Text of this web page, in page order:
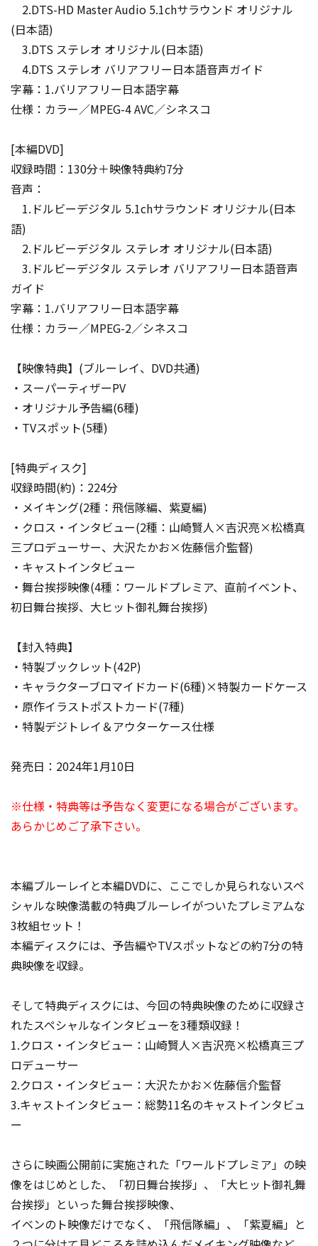
2.DTS-HD Master Audio 5.1chサラウンド オリジナル
(日本語)
3.DTS ステレオ オリジナル(日本語)
4.DTS ステレオ バリアフリー日本語音声ガイド
字幕：1.バリアフリー日本語字幕
仕様：カラー／MPEG-4 AVC／シネスコ
[本編DVD]
収録時間：130分＋映像特典約7分
音声：
1.ドルビーデジタル 5.1chサラウンド オリジナル(日本
語)
2.ドルビーデジタル ステレオ オリジナル(日本語)
3.ドルビーデジタル ステレオ バリアフリー日本語音声
ガイド
字幕：1.バリアフリー日本語字幕
仕様：カラー／MPEG-2／シネスコ
【映像特典】(ブルーレイ、DVD共通)
・スーパーティザーPV
・オリジナル予告編(6種)
・TVスポット(5種)
[特典ディスク]
収録時間(約)：224分
・メイキング(2種：飛信隊編、紫夏編)
・クロス・インタビュー(2種：山崎賢人×吉沢亮×松橋真
三プロデューサー、大沢たかお×佐藤信介監督)
・キャストインタビュー
・舞台挨拶映像(4種：ワールドプレミア、直前イベント、
初日舞台挨拶、大ヒット御礼舞台挨拶)
【封入特典】
・特製ブックレット(42P)
・キャラクターブロマイドカード(6種)×特製カードケース
・原作イラストポストカード(7種)
・特製デジトレイ＆アウターケース仕様
発売日：2024年1月10日
※仕様・特典等は予告なく変更になる場合がございます。
あらかじめご了承下さい。
本編ブルーレイと本編DVDに、ここでしか見られないスペ
シャルな映像満載の特典ブルーレイがついたプレミアムな
3枚組セット！
本編ディスクには、予告編やTVスポットなどの約7分の特
典映像を収録。
そして特典ディスクには、今回の特典映像のために収録さ
れたスペシャルなインタビューを3種類収録！
1.クロス・インタビュー：山崎賢人×吉沢亮×松橋真三プ
ロデューサー
2.クロス・インタビュー：大沢たかお×佐藤信介監督
3.キャストインタビュー：総勢11名のキャストインタビュ
ー
さらに映画公開前に実施された「ワールドプレミア」の映
像をはじめとした、「初日舞台挨拶」、「大ヒット御礼舞
台挨拶」といった舞台挨拶映像、
イベンのト映像だけでなく、「飛信隊編」、「紫夏編」と